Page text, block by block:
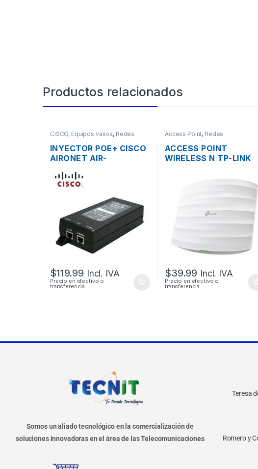
Productos relacionados
CISCO, Equipos varios, Redes
INYECTOR POE+ CISCO
AIRONET AIR-
AF/AT
$119.99 Incl. IVA
Precio en efectivo o
transferencia
Access Point, Redes
ACCESS POINT
WIRELESS N TP-LINK
ANTENAS INT.
300MBPS SOPORTA
POE DE TECHO
$39.99 Incl. IVA
Precio en efectivo o
transferencia
Somos un aliado tecnológico en la comercialización de
soluciones innovadoras en el área de las Telecomunicaciones
Teresa
Romero y